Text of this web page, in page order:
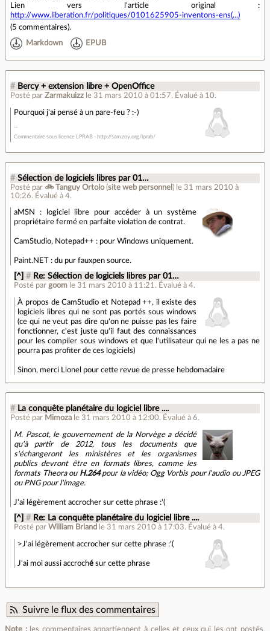
Lien vers l'article original :
http://www.liberation.fr/politiques/0101625905-inventons-ens(...)
(5 commentaires).
Markdown EPUB
# Bercy + extension libre + OpenOffice
Posté par Zarmakuizz le 31 mars 2010 à 01:57. Évalué à 10.
Pourquoi j'ai pensé à un pare-feu ? :-)
Commentaire sous licence LPRAB - http://sam.zoy.org/lprab/
# Sélection de logiciels libres par 01…
Posté par 🚲 Tanguy Ortolo(site web personnel ) le 31 mars 2010 à
10:26. Évalué à 4.
aMSN : logiciel libre pour accéder à un système
propriétaire fermé en parfaite violation de contrat.
CamStudio, Notepad++ : pour Windows uniquement.
Paint.NET : du pur fauxpen source.
[^] # Re: Sélection de logiciels libres par 01…
Posté pargoom le 31 mars 2010 à 11:21. Évalué à4.
À propos de CamStudio et Notepad ++, il existe des
logiciels libres qui ne sont pas portés sous windows
(ce qui ne veut pas dire qu'on ne puisse pas les faire
fonctionner, c'est juste qu'il faut des connaissances
pour les compiler sous windows et que l'utilisateur qui ne les a pas ne
pourra pas profiter de ces logiciels)
Sinon, merci Lionel pour cette revue de presse hebdomadaire
# La conquête planétaire du logiciel libre ....
Posté par Mimoza le 31 mars 2010 à 12:00. Évalué à 6.
M. Pascot, le gouvernement de la Norvège a décidé
qu'à partir de 2012, tous les documents que
s'échangeront les ministères et les organismes
publics devront être en formats libres, comme les
formats Theora ou H.264pour la vidéo; Ogg Vorbis pour l'audio ou JPEG
ou PNG pour l'image.
J'ai légèrement accrocher sur cette phrase :'(
[^] # Re: La conquête planétaire du logiciel libre ....
Posté parWilliam Briand le 31 mars 2010 à 17:03. Évalué à4.
>J'ai légèrement accrocher sur cette phrase :'(
J'ai moi aussi accroché sur cette phrase
Suivre le flux des commentaires
Note :les commentaires appartiennent à celles et ceux qui les ont postés.